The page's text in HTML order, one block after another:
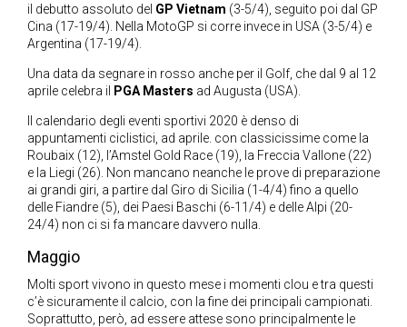
il debutto assoluto del GP Vietnam (3-5/4), seguito poi dal GP
Cina (17-19/4). Nella MotoGP si corre invece in USA (3-5/4) e
Argentina (17-19/4).
Una data da segnare in rosso anche per il Golf, che dal 9 al 12
aprile celebra il
PGA Masters ad Augusta (USA).
Il calendario degli eventi sportivi 2020 è denso di
appuntamenti ciclistici, ad aprile. con classicissime come la
Roubaix (12), l’Amstel Gold Race (19), la Freccia Vallone (22)
e la Liegi (26). Non mancano neanche le prove di preparazione
ai grandi giri, a partire dal Giro di Sicilia (1-4/4) fino a quello
delle Fiandre (5), dei Paesi Baschi (6-11/4) e delle Alpi (20-
24/4) non ci si fa mancare davvero nulla.
Maggio
Molti sport vivono in questo mese i momenti clou e tra questi
c’è sicuramente il calcio, con la fine dei principali campionati.
Soprattutto, però, ad essere attese sono principalmente le